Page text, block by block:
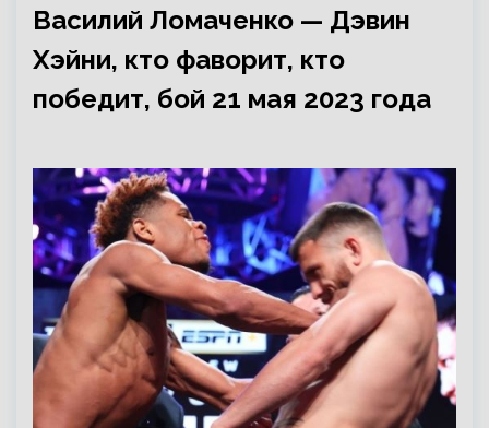
Василий Ломаченко — Дэвин
Хэйни, кто фаворит, кто
победит, бой 21 мая 2023 года